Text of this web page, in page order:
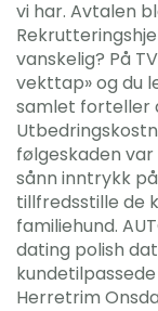
vi har. Avtalen
vanskelig? På
vekttap» og du
samlet forteller
følgeskaden
sånn inntrykk
tillfredsstille de
familiehund.
dating polish
Herretrim